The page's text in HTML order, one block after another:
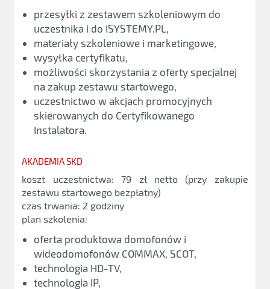
przesyłki z zestawem szkoleniowym do
uczestnika i do ISYSTEMY.PL,
materiały szkoleniowe i marketingowe,
wysyłka certyfikatu,
możliwości skorzystania z oferty specjalnej
na zakup zestawu startowego,
uczestnictwo w akcjach promocyjnych
skierowanych do Certyfikowanego
Instalatora.
AKADEMIA SKD
koszt uczestnictwa: 79 zł netto (przy zakupie
zestawu startowego bezpłatny)
czas trwania: 2 godziny
plan szkolenia:
oferta produktowa domofonów i
wideodomofonów COMMAX, SCOT,
technologia HD-TV,
technologia IP,